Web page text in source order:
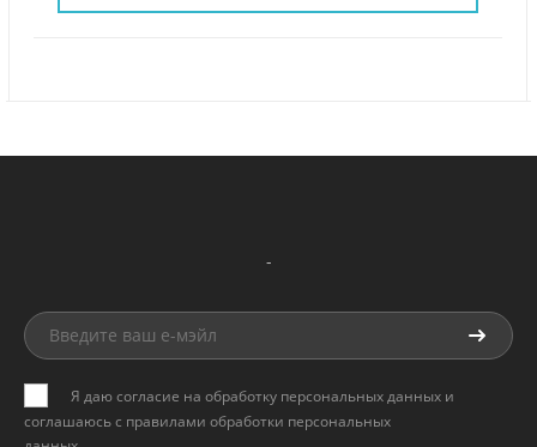
-
Я даю согласие на обработку персональных данных и
соглашаюсь с правилами обработки персональных